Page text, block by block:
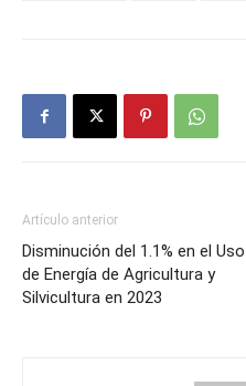
Artículo anterior
Disminución del 1.1% en el Uso
de Energía de Agricultura y
Silvicultura en 2023